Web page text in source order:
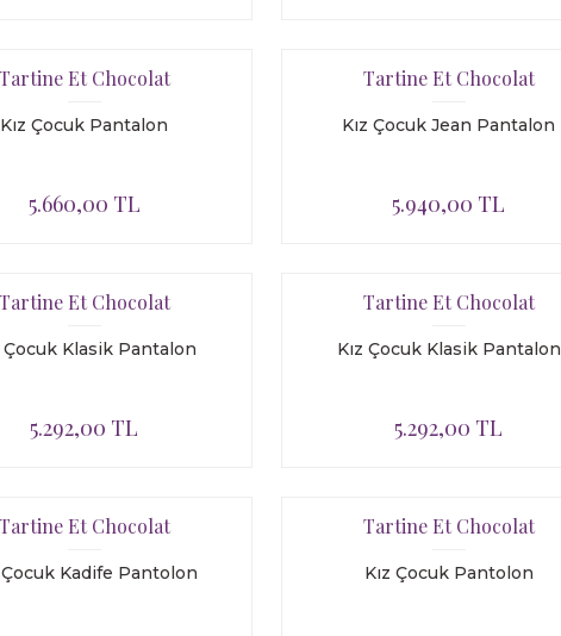
Et Chocolat
Kız Çocuk Pantalon
5.660,00 TL
Tartine Et Chocolat
Kız Çocuk Jean Pantalon
5.940,00 TL
Et Chocolat
Çocuk Klasik Pantalon
5.292,00 TL
Tartine Et Chocolat
Kız Çocuk Klasik Pantalon
5.292,00 TL
Et Chocolat
Çocuk Kadife Pantolon
Tartine Et Chocolat
Kız Çocuk Pantolon